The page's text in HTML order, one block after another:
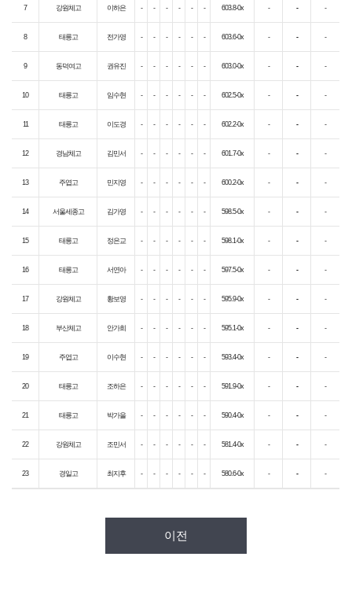
7 강원체고 이하은 - - - - - - 603.8-0x - - -
8 태릉고 전가영 - - - - - - 603.6-0x - - -
9 동덕여고 권유진 - - - - - - 603.0-0x - - -
10 태릉고 임수현 - - - - - - 602.5-0x - - -
11 태릉고 이도경 - - - - - - 602.2-0x - - -
12 경남체고 김민서 - - - - - - 601.7-0x - - -
13 주엽고 민지영 - - - - - - 600.2-0x - - -
14 서울세종고 김가영 - - - - - - 598.5-0x - - -
15 태릉고 정은교 - - - - - - 598.1-0x - - -
16 태릉고 서연아 - - - - - - 597.5-0x - - -
17 강원체고 황보영 - - - - - - 595.9-0x - - -
18 부산체고 안가희 - - - - - - 595.1-0x - - -
19 주엽고 이수현 - - - - - - 593.4-0x - - -
20 태릉고 조하은 - - - - - - 591.9-0x - - -
21 태릉고 박가을 - - - - - - 590.4-0x - - -
22 강원체고 조민서 - - - - - - 581.4-0x - - -
23 경일고 최지후 - - - - - - 580.6-0x - - -
이전